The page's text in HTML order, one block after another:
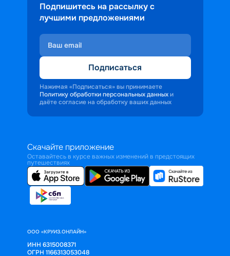
Подпишитесь на рассылку с
лучшими предложениями
Подписаться
Нажимая «Подписаться» вы принимаете
Политику обработки персональных данных и
даёте согласие на обработку ваших данных
Скачайте приложение
Оставайтесь в курсе важных изменений в предстоящих
путешествиях
ООО «КРУИЗ.ОНЛАЙН»
ИНН 6315008371
ОГРН 1166313053048